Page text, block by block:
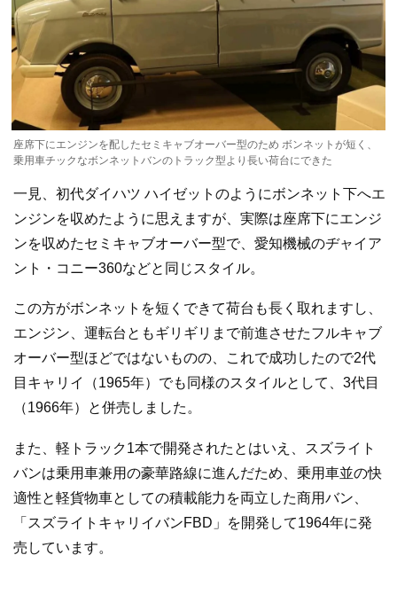
座席下にエンジンを配したセミキャブオーバー型のため ボンネットが短く、
乗用車チックなボンネットバンのトラック型より長い荷台にできた
一見、初代ダイハツ ハイゼットのようにボンネット下へエ
ンジンを収めたように思えますが、実際は座席下にエンジ
ンを収めたセミキャブオーバー型で、愛知機械のヂャイア
ント・コニー360などと同じスタイル。
この方がボンネットを短くできて荷台も長く取れますし、
エンジン、運転台ともギリギリまで前進させたフルキャブ
オーバー型ほどではないものの、これで成功したので2代
目キャリイ（1965年）でも同様のスタイルとして、3代目
（1966年）と併売しました。
また、軽トラック1本で開発されたとはいえ、スズライト
バンは乗用車兼用の豪華路線に進んだため、乗用車並の快
適性と軽貨物車としての積載能力を両立した商用バン、
「スズライトキャリイバンFBD」を開発して1964年に発
売しています。